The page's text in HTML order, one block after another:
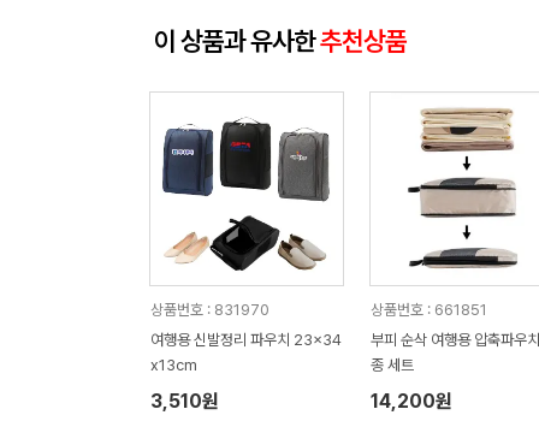
이 상품과 유사한추천상품
상품번호 : 831970
여행용 신발정리 파우치 23x34
x13cm
3,510원
상품번호 : 661851
부피 순삭 여행용 압축파우
종 세트
14,200원